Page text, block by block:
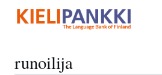
sisältöön
runoilija